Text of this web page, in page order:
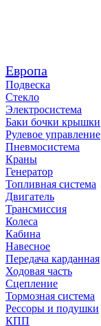
Европа
Подвеска
Стекло
Электросистема
Баки бочки крышки
Рулевое управление
Пневмосистема
Краны
Генератор
Топливная система
Двигатель
Трансмиссия
Колеса
Кабина
Навесное
Передача карданная
Ходовая часть
Сцепление
Тормозная система
Рессоры и подушки
КПП